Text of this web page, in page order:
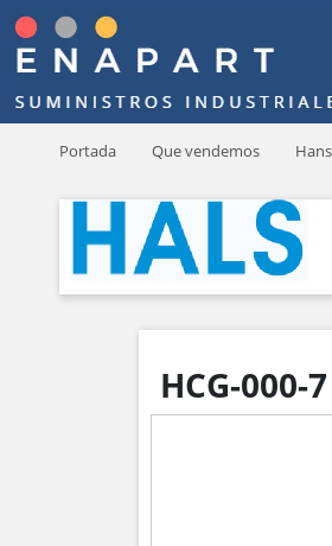
Portada Que vendemos
HCG-000-